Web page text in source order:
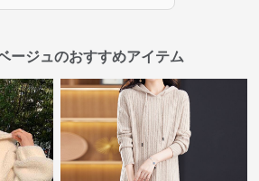
ージュのおすすめアイテム